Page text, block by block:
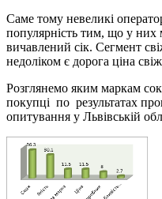
Саме тому невеликі
популярність тим, що у
вичавлений сік. Сегмент
недоліком є дорога ціна
Розглянемо яким маркам
покупці по результатах
опитування у Львівській